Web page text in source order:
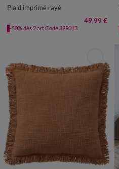
Plaid imprimé rayé
49,99 €
-50% dès 2 art Code 899013